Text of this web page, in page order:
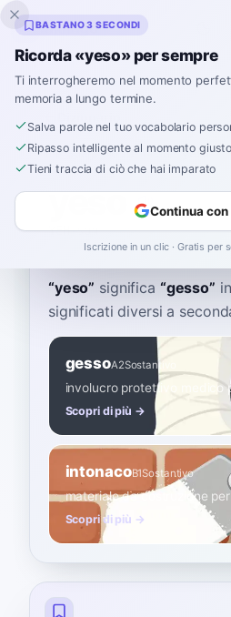
Inklingo
Home›Spagnolo›Dizionario›yeso
yeso
YEH-soh ˈʝeso
“yeso” significa “gesso”
significati diversi a
gessoA2Sostantivo
involucro protettivo medico
Scopri di più →
intonacoB1Sostantivo
materiale da costruzione
Scopri di più →
BASTANO 3 SECONDI
Ricorda «yeso» per sempre
Ti interrogheremo nel momento
memoria a lungo termine.
Salva parole nel tuo vocabolario
Ripasso intelligente al momento giusto
Tieni traccia di ciò che hai imparato
Continua con
Iscrizione in un clic · Gratis per